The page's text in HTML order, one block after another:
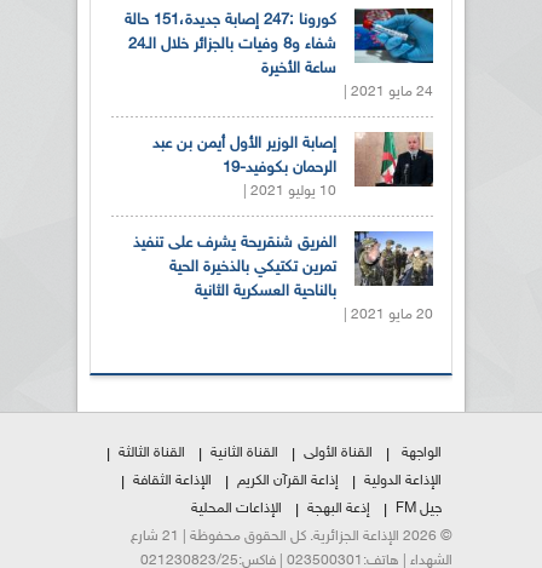
كورونا :247 إصابة جديدة،151 حالة
شفاء و8 وفيات بالجزائر خلال الـ24
ساعة الأخيرة
24 مايو 2021 |
إصابة الوزير الأول أيمن بن عبد
الرحمان بكوفيد-19
10 يوليو 2021 |
الفريق شنقريحة يشرف على تنفيذ
تمرين تكتيكي بالذخيرة الحية
بالناحية العسكرية الثانية
20 مايو 2021 |
الواجهة القناة الأولى القناة الثانية
القناة الثالثة
الإذاعة الدولية
إذاعة القرآن الكريم
الإذاعة الثقافة
جيل FM
إذعة البهجة
الإذاعات المحلية
© 2026 الإذاعة الجزائرية. كل الحقوق محفوظة | 21 شارع
الشهداء | هاتف:023500301 | فاكس:021230823/25